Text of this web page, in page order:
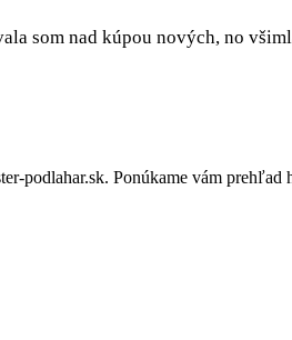
som nad kúpou nových, no
podlahar.sk. Ponúkame vám